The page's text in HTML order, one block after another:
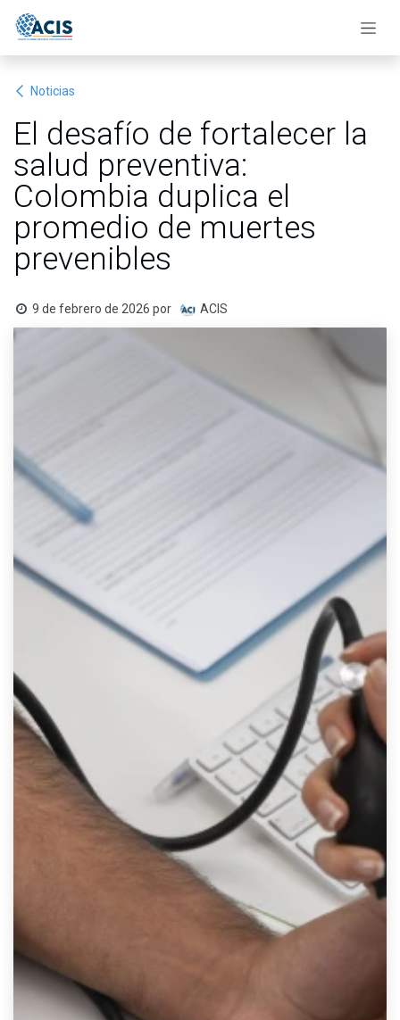
Noticias
El desafío de fortalecer la
salud preventiva:
Colombia duplica el
promedio de muertes
prevenibles
9 de febrero de 2026 por ACIS